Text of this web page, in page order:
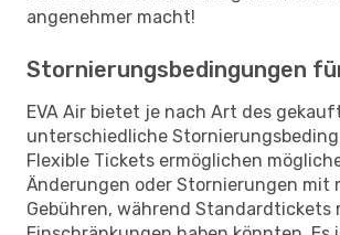
angenehmer macht!
Stornierungsbedingungen
EVA Air bietet je nach Art des
unterschiedliche
Flexible Tickets ermöglichen
Änderungen oder Stornierungen mit
Gebühren, während Standardtickets